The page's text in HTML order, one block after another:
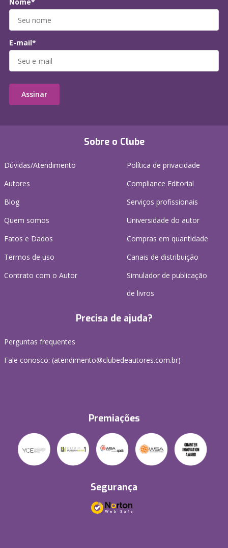
Sobre o Clube
Dúvidas/Atendimento
Autores
Blog
Quem somos
Fatos e Dados
Termos de uso
Contrato com o Autor
Política de privacidade
Compliance Editorial
Serviços profissionais
Universidade do autor
Compras em quantidade
Canais de distribuição
Simulador de publicação
de livros
Precisa de ajuda?
Perguntas frequentes
Fale conosco: (atendimento@clubedeautores.com.br)
Premiações
Segurança
E-mail*
Assinar